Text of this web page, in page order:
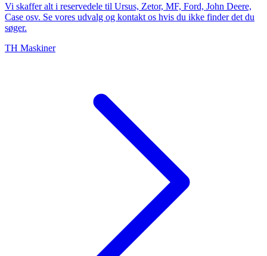
Vi skaffer alt i reservedele til Ursus, Zetor, MF, Ford, John Deere,
Case osv. Se vores udvalg og kontakt os hvis du ikke finder det du
søger.
TH Maskiner